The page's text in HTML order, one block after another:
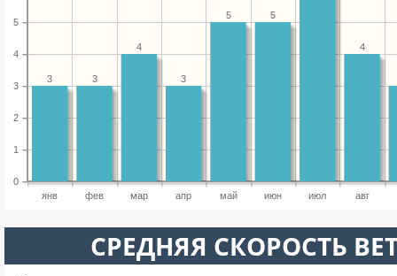
янв фев мар апр май июн июл авг
0
1
2
3
4
5
4
5
5
3
4
3
3
СРЕДНЯЯ СКОРОСТЬ